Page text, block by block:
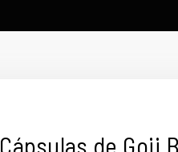
Cápsulas de Goji